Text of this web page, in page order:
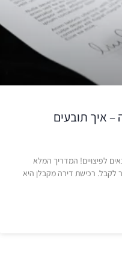
– איך תובעים
לפיצויים! המדריך המלא
לקבל. רכישת דירה מקבלן היא